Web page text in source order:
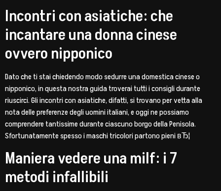
Incontri con asiatiche: che
incantare una donna cinese
ovvero nipponico
Dato che ti stai chiedendo modo sedurre una domestica cinese o
nipponico, in questa nostra guida troverai tutti i consigli durante
riuscirci. Gli incontri con asiatiche, difatti, si trovano per vetta alla
nota delle preferenze degli uomini italiani, e oggi ne possiamo
comprendere tantissime durante ciascuno borgo della Penisola.
Sfortunatamente spesso i maschi tricolori partono pieni вЂ¦
Maniera vedere una milf: i 7
metodi infallibili